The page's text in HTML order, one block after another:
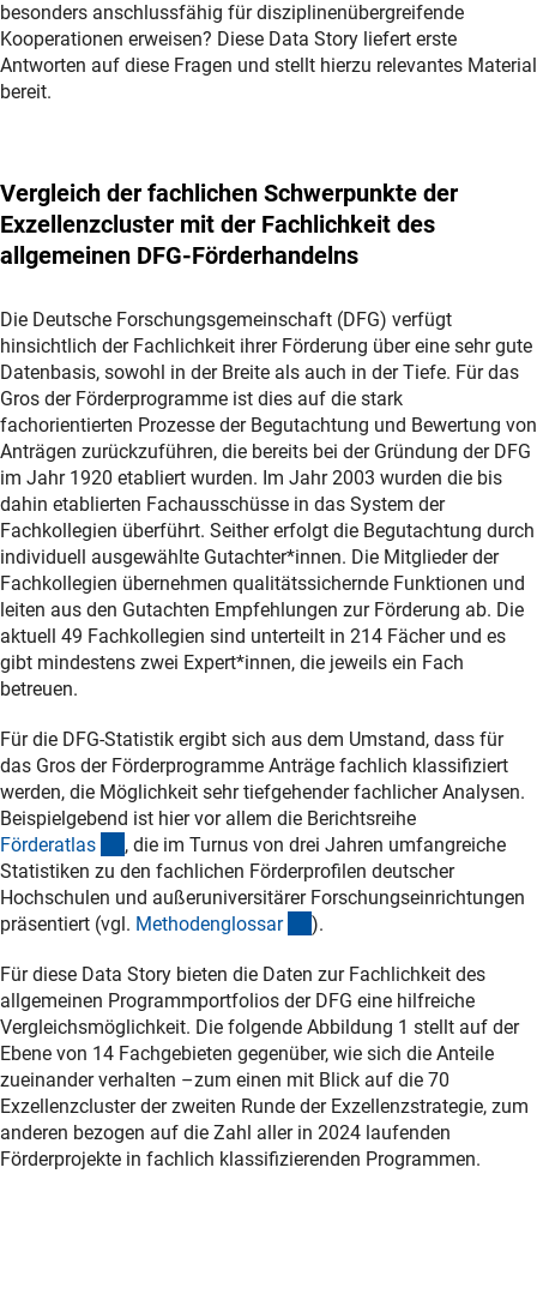
besonders anschlussfähig für disziplinenübergreifende
Kooperationen erweisen? Diese Data Story liefert erste
Antworten auf diese Fragen und stellt hierzu relevantes Material
bereit.
Vergleich der fachlichen Schwerpunkte der
Exzellenzcluster mit der Fachlichkeit des
allgemeinen DFG-Förderhandelns
Die Deutsche Forschungsgemeinschaft (DFG) verfügt
hinsichtlich der Fachlichkeit ihrer Förderung über eine sehr gute
Datenbasis, sowohl in der Breite als auch in der Tiefe. Für das
Gros der Förderprogramme ist dies auf die stark
fachorientierten Prozesse der Begutachtung und Bewertung von
Anträgen zurückzuführen, die bereits bei der Gründung der DFG
im Jahr 1920 etabliert wurden. Im Jahr 2003 wurden die bis
dahin etablierten Fachausschüsse in das System der
Fachkollegien überführt. Seither erfolgt die Begutachtung durch
individuell ausgewählte Gutachter*innen. Die Mitglieder der
Fachkollegien übernehmen qualitätssichernde Funktionen und
leiten aus den Gutachten Empfehlungen zur Förderung ab. Die
aktuell 49 Fachkollegien sind unterteilt in 214 Fächer und es
gibt mindestens zwei Expert*innen, die jeweils ein Fach
betreuen.
Für die DFG-Statistik ergibt sich aus dem Umstand, dass für
das Gros der Förderprogramme Anträge fachlich klassifiziert
werden, die Möglichkeit sehr tiefgehender fachlicher Analysen.
Beispielgebend ist hier vor allem die Berichtsreihe
Förderatlas (externer Link)
, die im Turnus von drei Jahren umfangreiche
Statistiken zu den fachlichen Förderprofilen deutscher
Hochschulen und außeruniversitärer Forschungseinrichtungen
präsentiert (vgl. Methodenglossar (Anchor Link)
).
Für diese Data Story bieten die Daten zur Fachlichkeit des
allgemeinen Programmportfolios der DFG eine hilfreiche
Vergleichsmöglichkeit. Die folgende Abbildung 1 stellt auf der
Ebene von 14 Fachgebieten gegenüber, wie sich die Anteile
zueinander verhalten –zum einen mit Blick auf die 70
Exzellenzcluster der zweiten Runde der Exzellenzstrategie, zum
anderen bezogen auf die Zahl aller in 2024 laufenden
Förderprojekte in fachlich klassifizierenden Programmen.